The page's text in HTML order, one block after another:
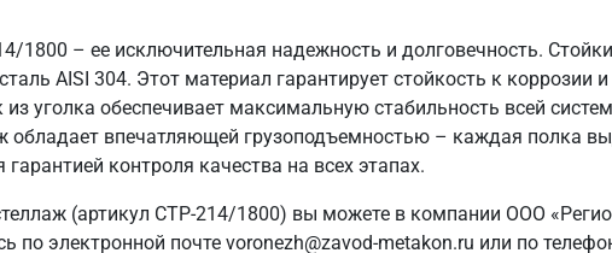
1800 – ее исключительная надежность и долговечность.
AISI 304. Этот материал гарантирует стойкость к коррозии
уголка обеспечивает максимальную стабильность всей
обладает впечатляющей грузоподъемностью – каждая полка
контроля качества на всех этапах.
(артикул СТР-214/1800) вы можете в компании ООО
по электронной почте voronezh@zavod-metakon.ru или по